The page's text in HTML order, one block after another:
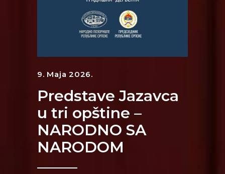
9. Maja 2026.
Predstave Jazavca
u tri opštine –
NARODNO SA
NARODOM